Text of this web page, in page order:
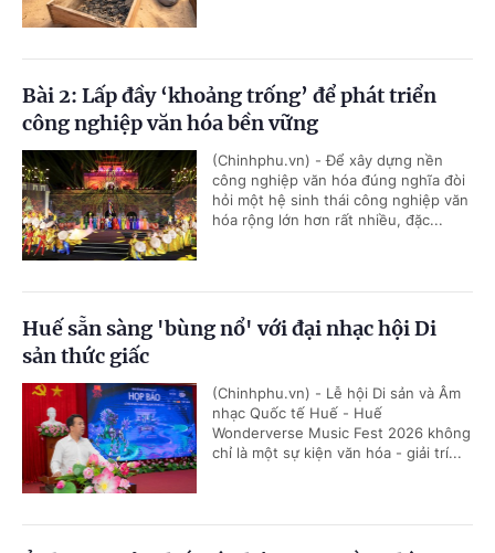
Bài 2: Lấp đầy ‘khoảng trống’ để phát triển
công nghiệp văn hóa bền vững
(Chinhphu.vn) - Để xây dựng nền
công nghiệp văn hóa đúng nghĩa đòi
hỏi một hệ sinh thái công nghiệp văn
hóa rộng lớn hơn rất nhiều, đặc...
Huế sẵn sàng 'bùng nổ' với đại nhạc hội Di
sản thức giấc
(Chinhphu.vn) - Lễ hội Di sản và Âm
nhạc Quốc tế Huế - Huế
Wonderverse Music Fest 2026 không
chỉ là một sự kiện văn hóa - giải trí...